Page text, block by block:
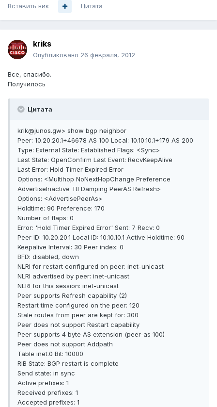
Вставить ник Цитата
kriks
Опубликовано 26 февраля, 2012
Все, спасибо.
Получилось
Цитата
krik@junos.gw> show bgp neighbor
Peer: 10.20.20.1+46678 AS 100 Local: 10.10.10.1+179 AS 200
Type: External State: Established Flags: <Sync>
Last State: OpenConfirm Last Event: RecvKeepAlive
Last Error: Hold Timer Expired Error
Options: <Multihop NoNextHopChange Preference
AdvertiseInactive Ttl Damping PeerAS Refresh>
Options: <AdvertisePeerAs>
Holdtime: 90 Preference: 170
Number of flaps: 0
Error: 'Hold Timer Expired Error' Sent: 7 Recv: 0
Peer ID: 10.20.20.1 Local ID: 10.10.10.1 Active Holdtime: 90
Keepalive Interval: 30 Peer index: 0
BFD: disabled, down
NLRI for restart configured on peer: inet-unicast
NLRI advertised by peer: inet-unicast
NLRI for this session: inet-unicast
Peer supports Refresh capability (2)
Restart time configured on the peer: 120
Stale routes from peer are kept for: 300
Peer does not support Restart capability
Peer supports 4 byte AS extension (peer-as 100)
Peer does not support Addpath
Table inet.0 Bit: 10000
RIB State: BGP restart is complete
Send state: in sync
Active prefixes: 1
Received prefixes: 1
Accepted prefixes: 1